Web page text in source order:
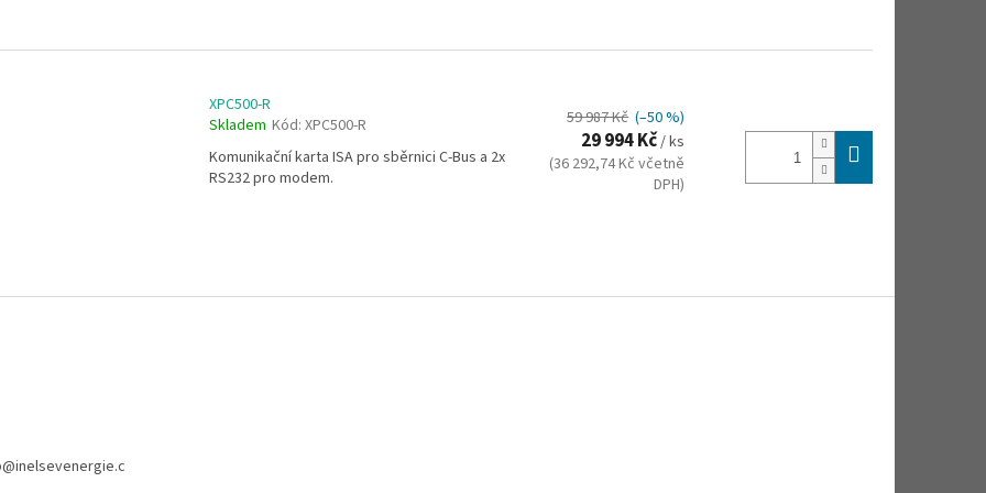
XPC500-R
Skladem Kód: XPC500-R
Komunikační karta ISA pro sběrnici C-Bus a 2x
RS232 pro modem.
59 987 Kč (–50 %)
29 994 Kč/ ks
(36 292,74 Kč včetně
DPH)
v
@inelsevenergie.c